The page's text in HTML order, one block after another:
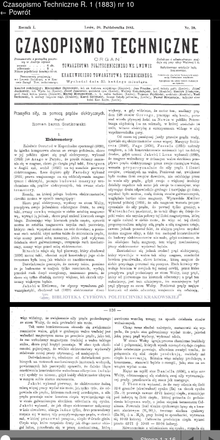
/* */ /* */ /* pliki_strona_po_stronie */
Czasopismo Techniczne R. 1 (1883) nr 10
← Powrót
Na stronie wykorzystywane są pliki cookie, bądź
podobne rozwiązania. Aby poznać szczegóły zapoznaj
się zpolityką prywatności.